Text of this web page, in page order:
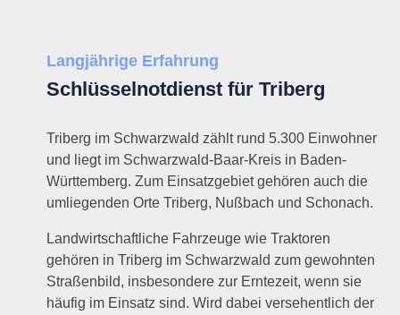
Langjährige Erfahrung
Schlüsselnotdienst für Triberg
Triberg im Schwarzwald zählt rund 5.300 Einwohner
und liegt im Schwarzwald-Baar-Kreis in Baden-
Württemberg. Zum Einsatzgebiet gehören auch die
umliegenden Orte Triberg, Nußbach und Schonach.
Landwirtschaftliche Fahrzeuge wie Traktoren
gehören in Triberg im Schwarzwald zum gewohnten
Straßenbild, insbesondere zur Erntezeit, wenn sie
häufig im Einsatz sind. Wird dabei versehentlich der